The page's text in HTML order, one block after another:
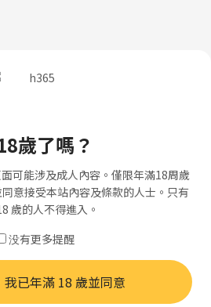
歲了嗎？
可能涉及成人內容。僅限年滿18周歲
意接受本站內容及條款的人士。只有
歲的人不得進入。
没有更多提醒
我已年滿 18 歲並同意